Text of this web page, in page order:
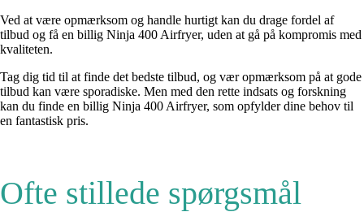
Ved at være opmærksom og handle hurtigt kan du drage fordel af
tilbud og få en billig Ninja 400 Airfryer, uden at gå på kompromis med
kvaliteten.
Tag dig tid til at finde det bedste tilbud, og vær opmærksom på at gode
tilbud kan være sporadiske. Men med den rette indsats og forskning
kan du finde en billig Ninja 400 Airfryer, som opfylder dine behov til
en fantastisk pris.
Ofte stillede spørgsmål